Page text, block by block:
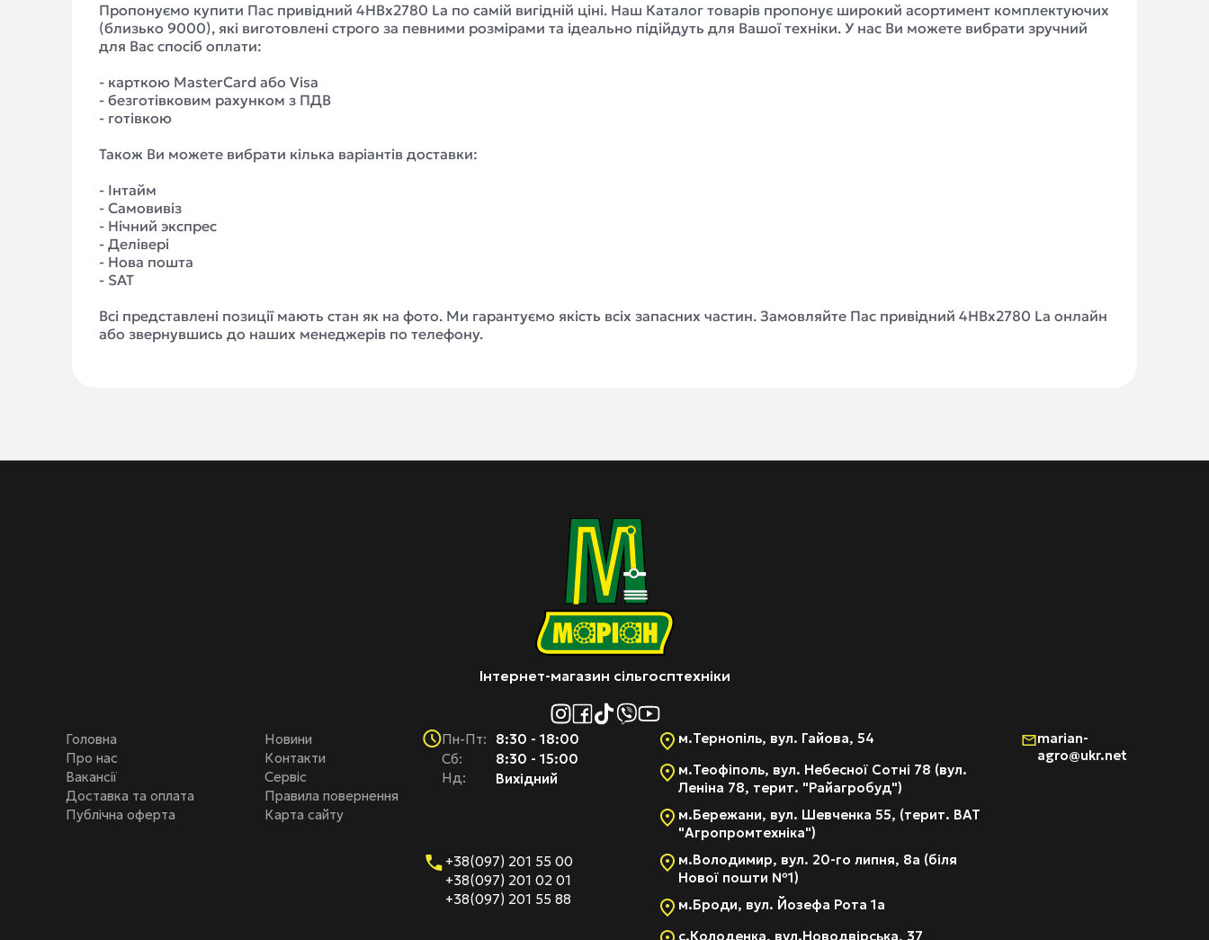
Пропонуємо купити Пас привідний 4HBx2780 La по самій вигідній ціні. Наш Каталог товарів пропонує широкий асортимент комплектуючих
(близько 9000), які виготовлені строго за певними розмірами та ідеально підійдуть для Вашої техніки. У нас Ви можете вибрати зручний
для Вас спосіб оплати:
- карткою MasterCard або Visa
- безготівковим рахунком з ПДВ
- готівкою
Також Ви можете вибрати кілька варіантів доставки:
- Інтайм
- Самовивіз
- Нічний экспрес
- Делівері
- Нова пошта
- SAT
Всі представлені позиції мають стан як на фото. Ми гарантуємо якість всіх запасних частин. Замовляйте Пас привідний 4HBx2780 La онлайн
або звернувшись до наших менеджерів по телефону.
Інтернет-магазин сільгосптехніки
Головна
Про нас
Вакансії
Доставка та оплата
Публічна оферта
Новини
Контакти
Сервіс
Правила повернення
Карта сайту
Пн-Пт:
Cб:
Нд:
8:30 - 18:00
8:30 - 15:00
Вихідний
+38(097) 201 55 00
+38(097) 201 02 01
+38(097) 201 55 88
м.Тернопіль, вул. Гайова, 54
м.Теофіполь, вул. Небесної Сотні 78 (вул.
Леніна 78, терит. "Райагробуд")
м.Бережани, вул. Шевченка 55, (терит. ВАТ
"Агропромтехніка")
м.Володимир, вул. 20-го липня, 8а (біля
Нової пошти №1)
м.Броди, вул. Йозефа Рота 1а
с.Колоденка, вул.Новодвірська, 37
marian-
agro@ukr.net